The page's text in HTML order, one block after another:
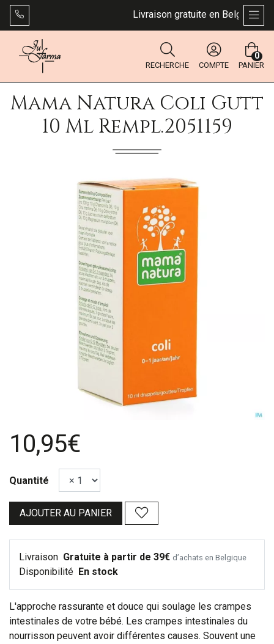
Livraison gratuite en Belgique
RECHERCHE COMPTE PANIER
0
Mama Natura Coli Gutt
10 Ml Rempl.2051159
10,95€
Quantité
AJOUTER AU PANIER
Livraison Gratuite à partir de 39€ d’achats en Belgique
Disponibilité En stock
L'approche rassurante et douce qui soulage les crampes
intestinales de votre bébé. Les crampes intestinales du
nourrisson peuvent avoir différentes causes. Souvent une